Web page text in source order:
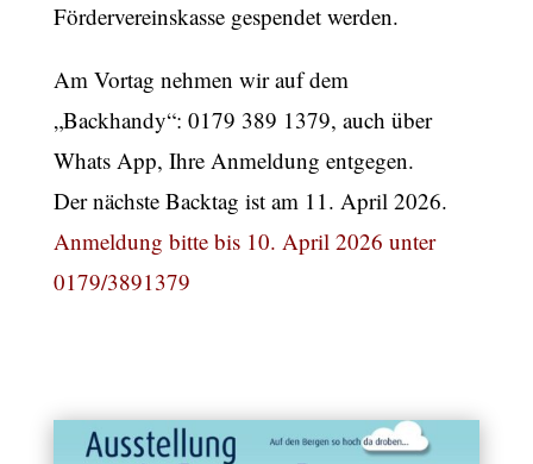
Fördervereinskasse gespendet werden.
Am Vortag nehmen wir auf dem
„Backhandy“: 0179 389 1379, auch über
Whats App, Ihre Anmeldung entgegen.
Der nächste Backtag ist am 11. April 2026.
Anmeldung bitte bis 10. April 2026 unter
0179/3891379